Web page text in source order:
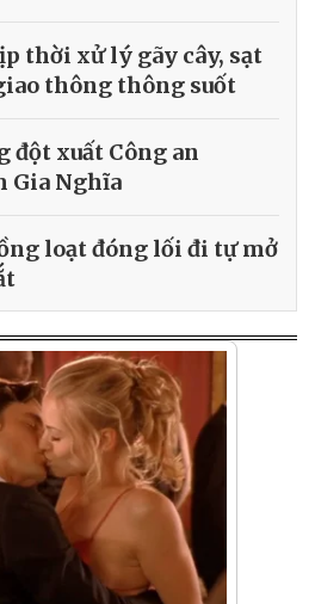
thời xử lý gãy cây, sạt
thông thông suốt
đột xuất Công an
Gia Nghĩa
loạt đóng lối đi tự mở